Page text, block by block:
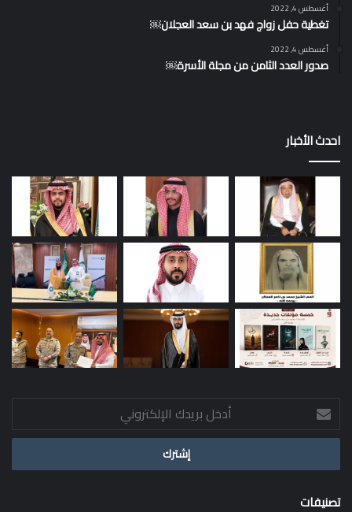
أغسطس 4, 2022
تغطية حفل زواج فهد بن سعد العجلان￼
أغسطس 4, 2022
صدور العدد الثامن من مجلة الأسرة￼
احدث الأخبار
أدخل
بريدك
الإلكتروني
تصنيفات